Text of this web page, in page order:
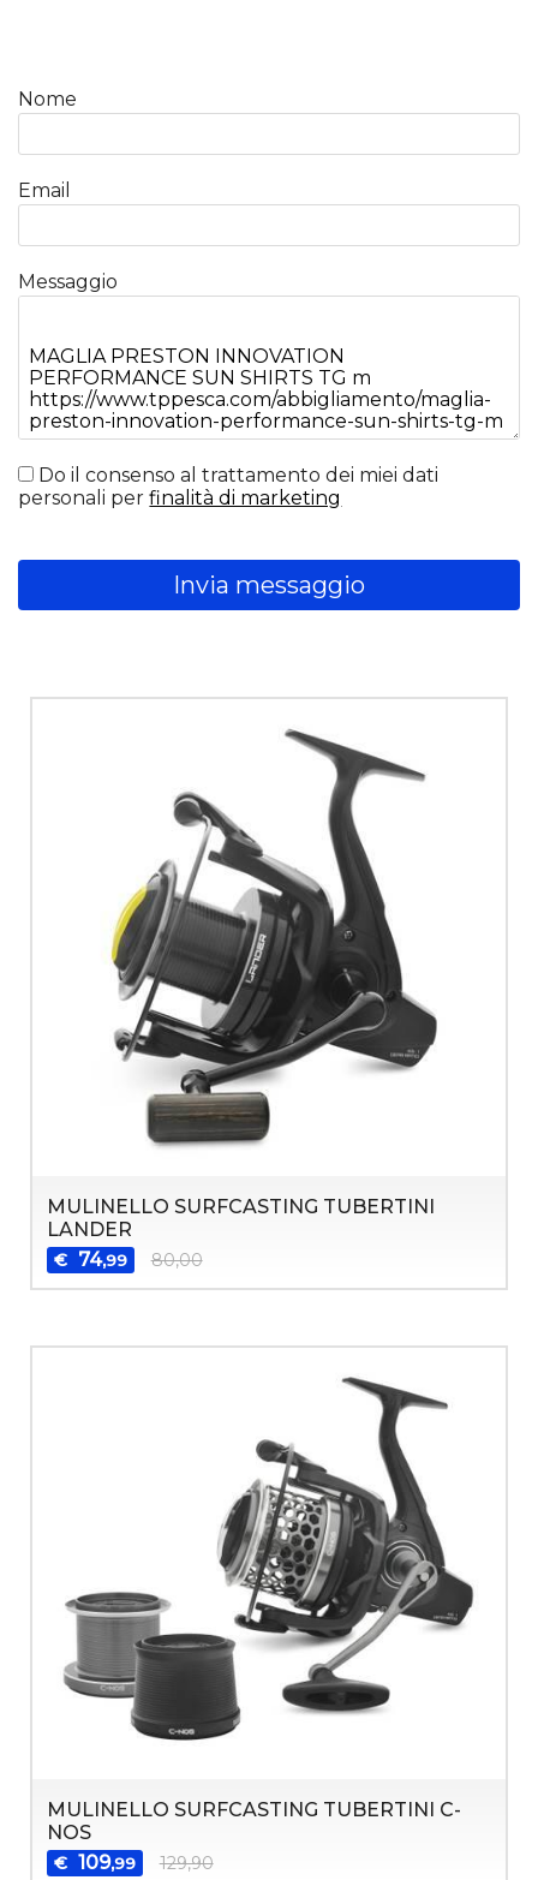
Nome
Email
Messaggio
Do il consenso al trattamento dei miei dati
personali perfinalità di marketing
Invia messaggio
MULINELLO SURFCASTING TUBERTINI
LANDER
€ 74,99 80,00
MULINELLO SURFCASTING TUBERTINI C-
NOS
€ 109,99 129,90